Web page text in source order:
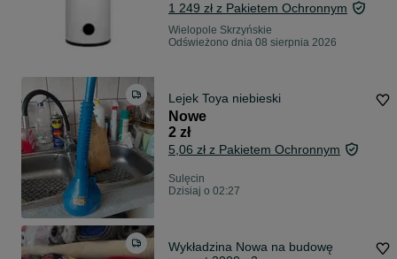
1 249 zł z Pakietem Ochronnym
Wielopole Skrzyńskie
Odświeżono dnia 08 sierpnia 2026
Lejek Toya niebieski
Nowe
2 zł
5,06 zł z Pakietem Ochronnym
Sulęcin
Dzisiaj o 02:27
Wykładzina Nowa na budowę